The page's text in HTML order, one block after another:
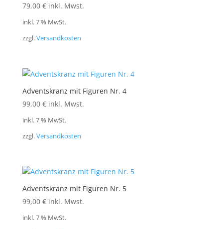
79,00 € inkl. Mwst.
inkl. 7 % MwSt.
zzgl.Versandkosten
Adventskranz mit Figuren Nr. 4
99,00 € inkl. Mwst.
inkl. 7 % MwSt.
zzgl.Versandkosten
Adventskranz mit Figuren Nr. 5
99,00 € inkl. Mwst.
inkl. 7 % MwSt.